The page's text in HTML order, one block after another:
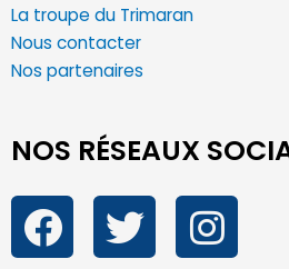
La troupe du Trimaran
Nous contacter
Nos partenaires
NOS RÉSEAUX